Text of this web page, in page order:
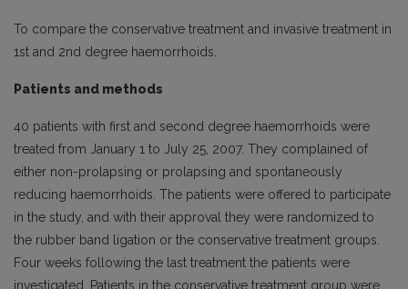
To compare the conservative treatment and invasive treatment in
1st and 2nd degree haemorrhoids.
Patients and methods
40 patients with first and second degree haemorrhoids were
treated from January 1 to July 25, 2007. They complained of
either non-prolapsing or prolapsing and spontaneously
reducing haemorrhoids. The patients were offered to participate
in the study, and with their approval they were randomized to
the rubber band ligation or the conservative treatment groups.
Four weeks following the last treatment the patients were
investigated. Patients in the conservative treatment group were